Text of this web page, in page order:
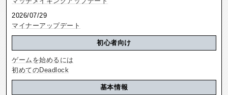
2026/07/29
マイナーアップデート
初心者向け
ゲームを始めるには
初めてのDeadlock
基本情報